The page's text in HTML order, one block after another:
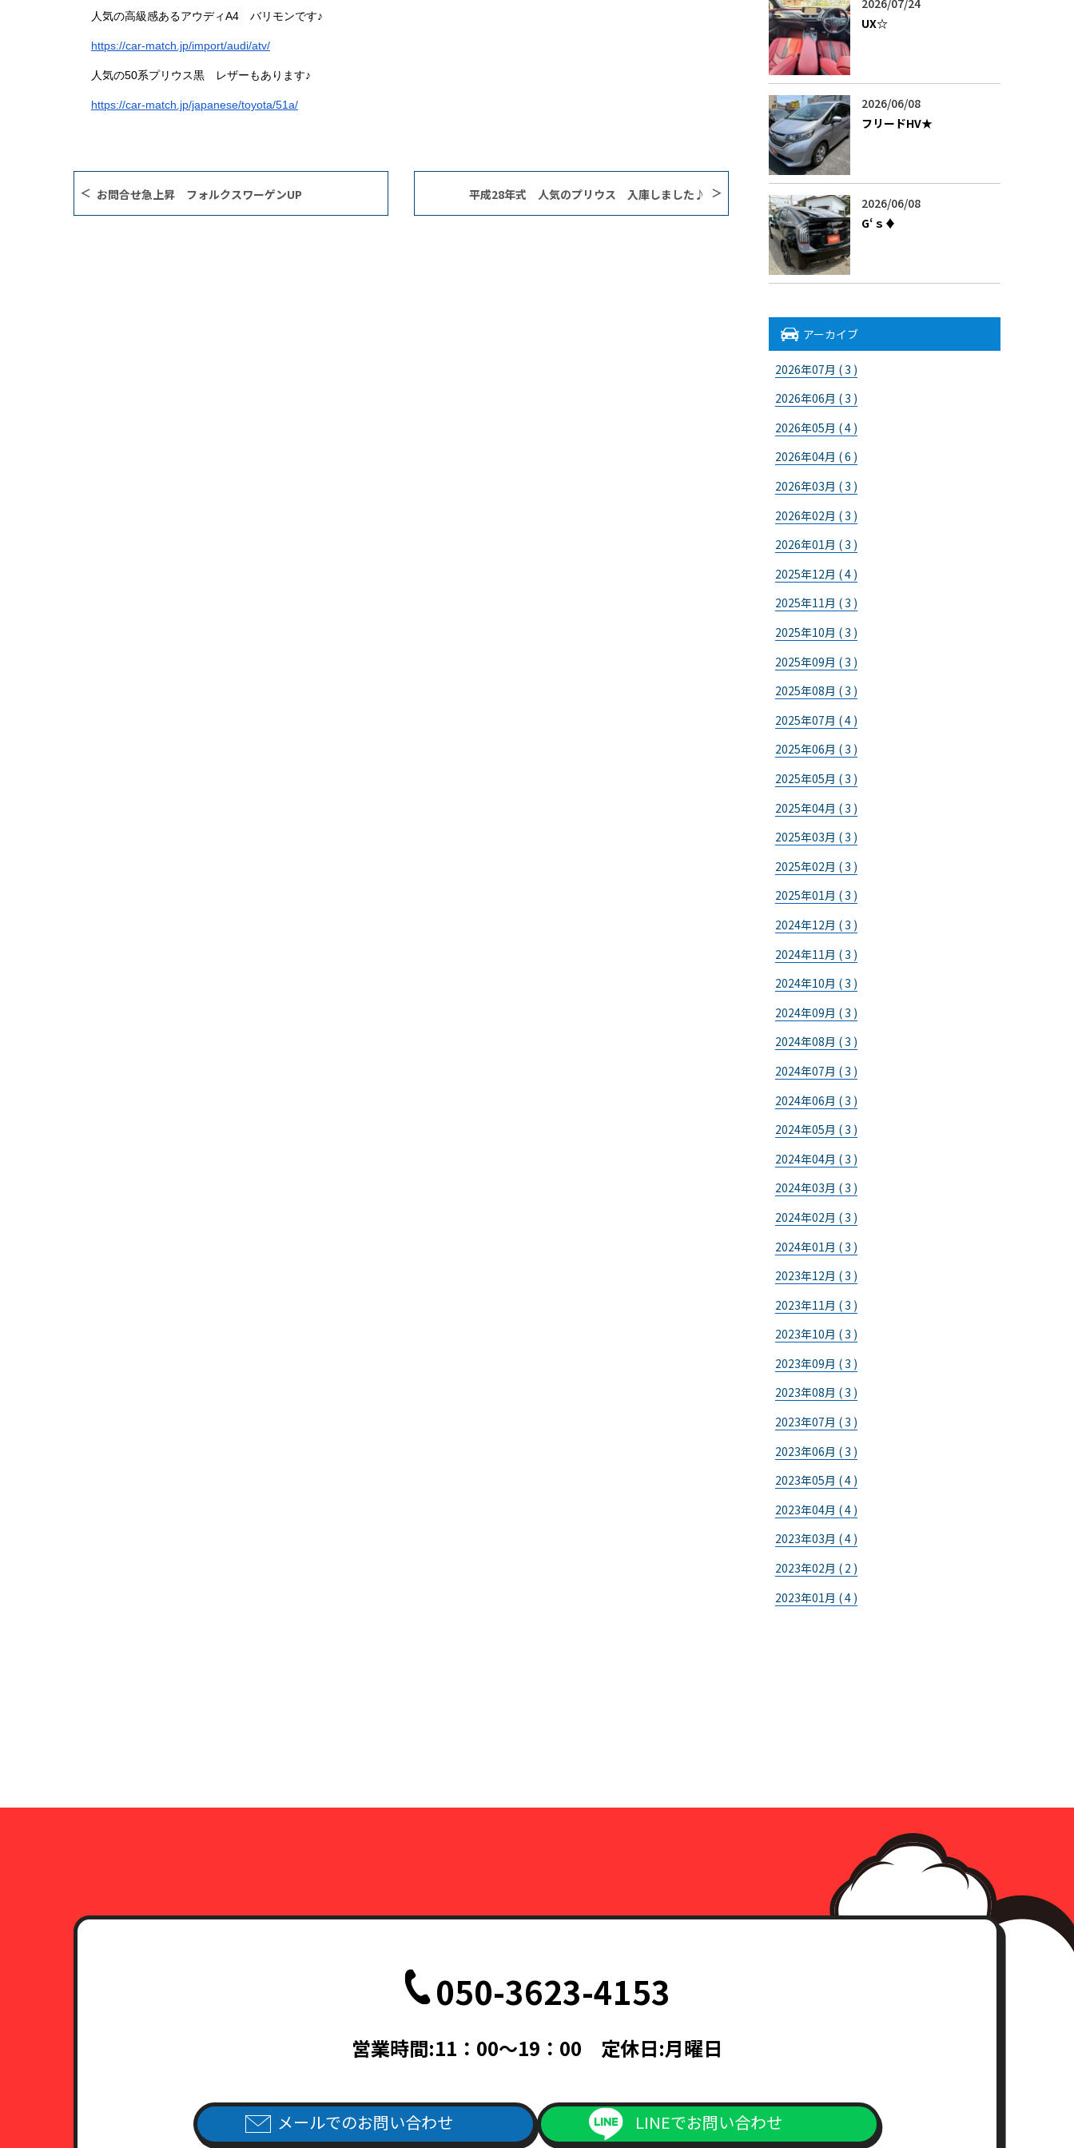
人気の高級感あるアウディA4 バリモンです♪
https://car-match.jp/import/audi/atv/
人気の50系プリウス黒 レザーもあります♪
https://car-match.jp/japanese/toyota/51a/
お問合せ急上昇 フォルクスワーゲンUP 平成28年式 人気のプリウス 入庫しました♪
2026/07/24
UX‪☆
2026/06/08
フリードHV★
2026/06/08
G‘ｓ♦
アーカイブ
2026年07月 ( 3 )
2026年06月 ( 3 )
2026年05月 ( 4 )
2026年04月 ( 6 )
2026年03月 ( 3 )
2026年02月 ( 3 )
2026年01月 ( 3 )
2025年12月 ( 4 )
2025年11月 ( 3 )
2025年10月 ( 3 )
2025年09月 ( 3 )
2025年08月 ( 3 )
2025年07月 ( 4 )
2025年06月 ( 3 )
2025年05月 ( 3 )
2025年04月 ( 3 )
2025年03月 ( 3 )
2025年02月 ( 3 )
2025年01月 ( 3 )
2024年12月 ( 3 )
2024年11月 ( 3 )
2024年10月 ( 3 )
2024年09月 ( 3 )
2024年08月 ( 3 )
2024年07月 ( 3 )
2024年06月 ( 3 )
2024年05月 ( 3 )
2024年04月 ( 3 )
2024年03月 ( 3 )
2024年02月 ( 3 )
2024年01月 ( 3 )
2023年12月 ( 3 )
2023年11月 ( 3 )
2023年10月 ( 3 )
2023年09月 ( 3 )
2023年08月 ( 3 )
2023年07月 ( 3 )
2023年06月 ( 3 )
2023年05月 ( 4 )
2023年04月 ( 4 )
2023年03月 ( 4 )
2023年02月 ( 2 )
2023年01月 ( 4 )
050-3623-4153
営業時間:11：00～19：00 定休日:月曜日
メールでのお問い合わせ LINEでお問い合わせ